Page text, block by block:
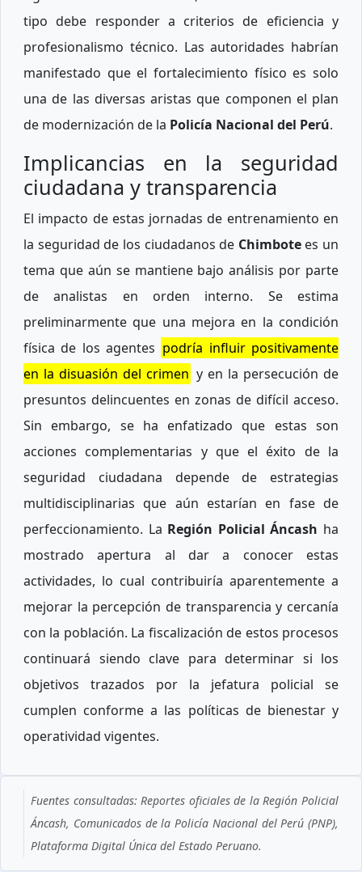
tipo debe responder a criterios de eficiencia y
profesionalismo técnico. Las autoridades habrían
manifestado que el fortalecimiento físico es solo
una de las diversas aristas que componen el plan
de modernización de la Policía Nacional del Perú.
Implicancias en la seguridad
ciudadana y transparencia
El impacto de estas jornadas de entrenamiento en
la seguridad de los ciudadanos de Chimbotees un
tema que aún se mantiene bajo análisis por parte
de analistas en orden interno. Se estima
preliminarmente que una mejora en la condición
física de los agentes podría influir positivamente
en la disuasión del crimen y en la persecución de
presuntos delincuentes en zonas de difícil acceso.
Sin embargo, se ha enfatizado que estas son
acciones complementarias y que el éxito de la
seguridad ciudadana depende de estrategias
multidisciplinarias que aún estarían en fase de
perfeccionamiento. La Región Policial Áncash ha
mostrado apertura al dar a conocer estas
actividades, lo cual contribuiría aparentemente a
mejorar la percepción de transparencia y cercanía
con la población. La fiscalización de estos procesos
continuará siendo clave para determinar si los
objetivos trazados por la jefatura policial se
cumplen conforme a las políticas de bienestar y
operatividad vigentes.
Fuentes consultadas: Reportes oficiales de la Región Policial
Áncash, Comunicados de la Policía Nacional del Perú (PNP),
Plataforma Digital Única del Estado Peruano.